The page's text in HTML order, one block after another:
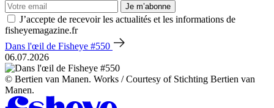
Je m’abonne
J’accepte de recevoir les actualités et les informations de
fisheyemagazine.fr
Dans l'œil de Fisheye #550
06.07.2026
© Bertien van Manen. Works / Courtesy of Stichting Bertien van
Manen.